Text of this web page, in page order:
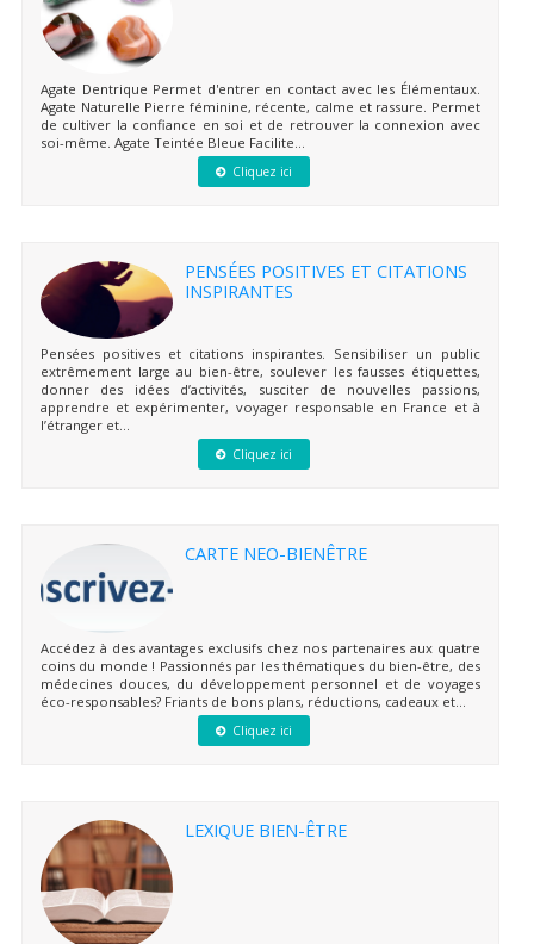
Agate Dentrique Permet d'entrer en contact avec les Élémentaux.
Agate Naturelle Pierre féminine, récente, calme et rassure. Permet
de cultiver la confiance en soi et de retrouver la connexion avec
soi-même. Agate Teintée Bleue Facilite...
Cliquez ici
PENSÉES POSITIVES ET CITATIONS
INSPIRANTES
Pensées positives et citations inspirantes. Sensibiliser un public
extrêmement large au bien-être, soulever les fausses étiquettes,
donner des idées d’activités, susciter de nouvelles passions,
apprendre et expérimenter, voyager responsable en France et à
l’étranger et...
Cliquez ici
CARTE NEO-BIENÊTRE
Accédez à des avantages exclusifs chez nos partenaires aux quatre
coins du monde ! Passionnés par les thématiques du bien-être, des
médecines douces, du développement personnel et de voyages
éco-responsables? Friants de bons plans, réductions, cadeaux et...
Cliquez ici
LEXIQUE BIEN-ÊTRE